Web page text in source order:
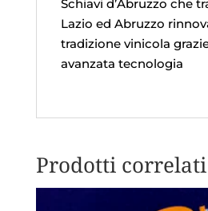
Schiavi d’Abruzzo che
Lazio ed Abruzzo
tradizione vinicola
avanzata tecnologia
Prodotti correlati